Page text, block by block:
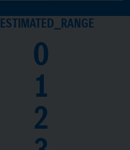
ESTIMATED_RANGE
0
1
2